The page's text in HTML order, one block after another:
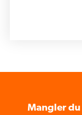
Mangler